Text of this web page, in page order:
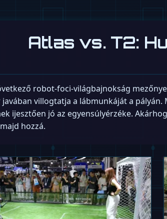
Atlas vs. T2:
robot-foci-világbajnokság
javában villogtatja a lábmunkáját a
ijesztően jó az egyensúlyérzéke.
hozzá.